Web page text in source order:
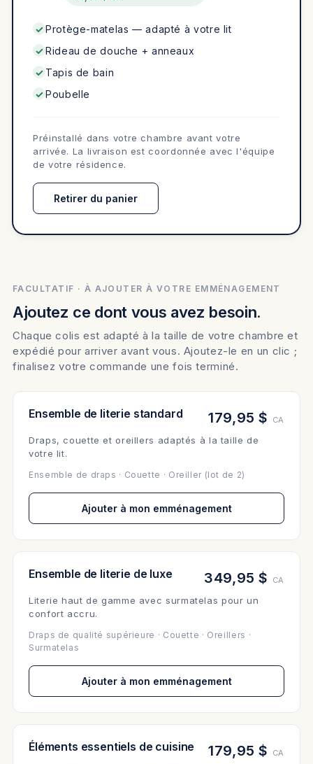
Protège-matelas — adapté à votre lit
Rideau de douche + anneaux
Tapis de bain
Poubelle
Préinstallé dans votre chambre avant votre
arrivée. La livraison est coordonnée avec l'équipe
de votre résidence.
Retirer du panier
FACULTATIF · À AJOUTER À VOTRE EMMÉNAGEMENT
Ajoutez ce dont vous avez besoin.
Chaque colis est adapté à la taille de votre chambre et
expédié pour arriver avant vous. Ajoutez-le en un clic ;
finalisez votre commande une fois terminé.
Ensemble de literie standard 179,95 $ CA
Draps, couette et oreillers adaptés à la taille de
votre lit.
Ensemble de draps · Couette · Oreiller (lot de 2)
Ajouter à mon emménagement
Ensemble de literie de luxe 349,95 $ CA
Literie haut de gamme avec surmatelas pour un
confort accru.
Draps de qualité supérieure · Couette · Oreillers ·
Surmatelas
Ajouter à mon emménagement
Éléments essentiels de cuisine 179,95 $ CA